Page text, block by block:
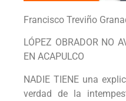
Francisco Treviño
LÓPEZ OBRADOR NO
EN ACAPULCO
NADIE TIENE una
verdad de la